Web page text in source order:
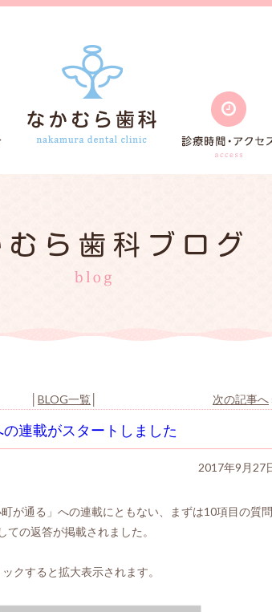
BLOG一覧 次の記事へ
連載がスタートしました
2017年9月27
が通る」への連載にともない、まずは10項目の質問
ての返答が掲載されました。
クすると拡大表示されます。